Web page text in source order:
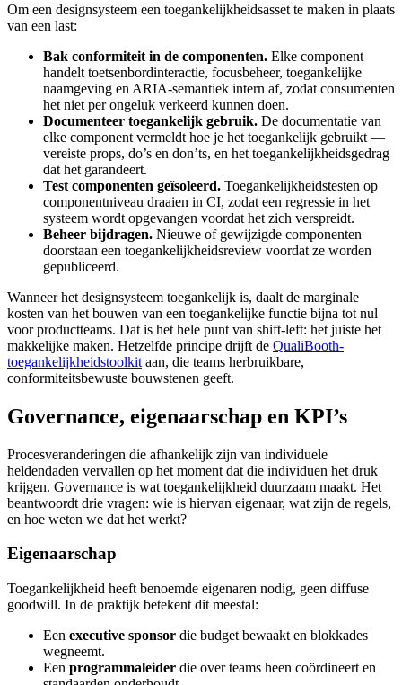
Om een designsysteem een toegankelijkheidsasset te maken in plaats
van een last:
Bak conformiteit in de componenten. Elke component
handelt toetsenbordinteractie, focusbeheer, toegankelijke
naamgeving en ARIA-semantiek intern af, zodat consumenten
het niet per ongeluk verkeerd kunnen doen.
Documenteer toegankelijk gebruik. De documentatie van
elke component vermeldt hoe je het toegankelijk gebruikt —
vereiste props, do’s en don’ts, en het toegankelijkheidsgedrag
dat het garandeert.
Test componenten geïsoleerd. Toegankelijkheidstesten op
componentniveau draaien in CI, zodat een regressie in het
systeem wordt opgevangen voordat het zich verspreidt.
Beheer bijdragen. Nieuwe of gewijzigde componenten
doorstaan een toegankelijkheidsreview voordat ze worden
gepubliceerd.
Wanneer het designsysteem toegankelijk is, daalt de marginale
kosten van het bouwen van een toegankelijke functie bijna tot nul
voor productteams. Dat is het hele punt van shift-left: het juiste het
makkelijke maken. Hetzelfde principe drijft de QualiBooth-
toegankelijkheidstoolkit aan, die teams herbruikbare,
conformiteitsbewuste bouwstenen geeft.
Governance, eigenaarschap en KPI’s
Procesveranderingen die afhankelijk zijn van individuele
heldendaden vervallen op het moment dat die individuen het druk
krijgen. Governance is wat toegankelijkheid duurzaam maakt. Het
beantwoordt drie vragen: wie is hiervan eigenaar, wat zijn de regels,
en hoe weten we dat het werkt?
Eigenaarschap
Toegankelijkheid heeft benoemde eigenaren nodig, geen diffuse
goodwill. In de praktijk betekent dit meestal:
Een executive sponsor die budget bewaakt en blokkades
wegneemt.
Een programmaleider die over teams heen coördineert en